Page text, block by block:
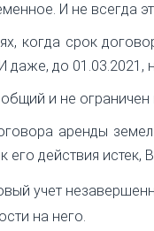
И не всегда
когда срок
даже, до 01.03.2021,
и не
аренды
его действия истек,
учет
на него.